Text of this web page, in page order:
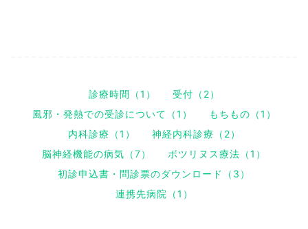
診療時間（1）
受付（2）
風邪・発熱での受診について（1）
もちもの（1）
内科診療（1）
神経内科診療（2）
脳神経機能の病気（7）
ボツリヌス療法（1）
初診申込書・問診票のダウンロード（3）
連携先病院（1）